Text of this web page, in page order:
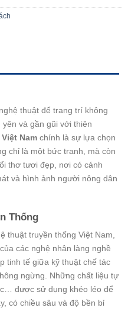
thuật để trang trí không
và gần gũi với thiên
Nam chính là sự lựa chọn
chỉ là một bức tranh, mà còn
thơ tươi đẹp, nơi có cánh
và hình ảnh người nông dân
Thống
thuật truyền thống Việt Nam,
các nghệ nhân làng nghề
tinh tế giữa kỹ thuật chế tác
ngừng. Những chất liệu tự
được sử dụng khéo léo để
có chiều sâu và độ bền bỉ